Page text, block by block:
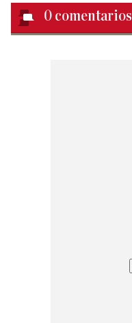
0 comentarios